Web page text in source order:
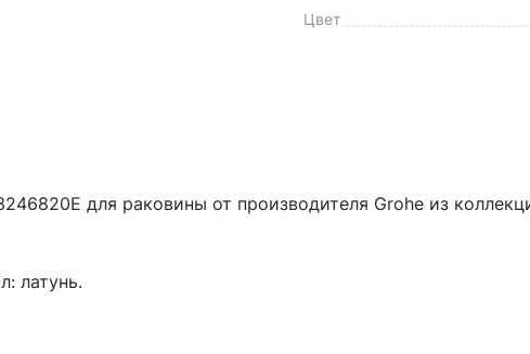
Цвет
для раковины от производителя Grohe из
латунь.